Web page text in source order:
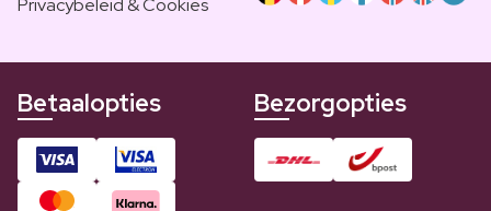
Privacybeleid & Cookies
Betaalopties Bezorgopties